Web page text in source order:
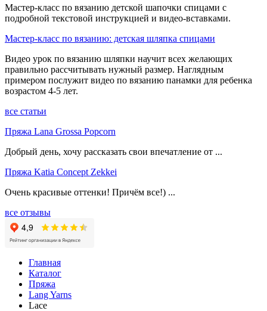
Мастер-класс по вязанию детской шапочки спицами с
подробной текстовой инструкцией и видео-вставками.
Мастер-класс по вязанию: детская шляпка спицами
Видео урок по вязанию шляпки научит всех желающих
правильно рассчитывать нужный размер. Наглядным
примером послужит видео по вязанию панамки для ребенка
возрастом 4-5 лет.
все статьи
Пряжа Lana Grossa Popcorn
Добрый день, хочу рассказать свои впечатление от ...
Пряжа Katia Concept Zekkei
Очень красивые оттенки! Причём все!) ...
все отзывы
Главная
Каталог
Пряжа
Lang Yarns
Lace